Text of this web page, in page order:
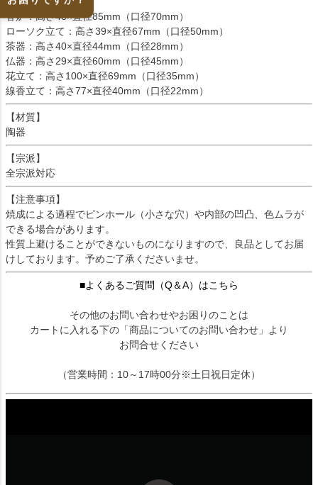
香炉：高さ48×直径85mm（口径70mm）
ローソク立て：高さ39×直径67mm（口径50mm）
茶器：高さ40×直径44mm（口径28mm）
仏器：高さ29×直径60mm（口径45mm）
花立て：高さ100×直径69mm（口径35mm）
線香立て：高さ77×直径40mm（口径22mm）
【材質】
陶器
【宗派】
全宗派対応
【注意事項】
焼成による過程でピンホール（小さな穴）や内部の凹凸、色ムラが
できる場合があります。
性質上避けることができないものになりますので、良品としてお届
けしております。予めご了承くださいませ。
■よくあるご質問（Q＆A）はこちら
その他のお問い合わせやお困りのことは
カートに入れる下の「商品についてのお問い合わせ」より
お問合せください
（営業時間：10～17時00分※土日祝日定休）